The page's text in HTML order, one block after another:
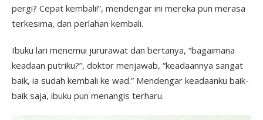
pergi? Cepat kembali!”, mendengar ini mereka pun merasa
terkesima, dan perlahan kembali.
Ibuku lari menemui jururawat dan bertanya, “bagaimana
keadaan putriku?”, doktor menjawab, “keadaannya sangat
baik, ia sudah kembali ke wad.” Mendengar keadaanku baik-
baik saja, ibuku pun menangis terharu.